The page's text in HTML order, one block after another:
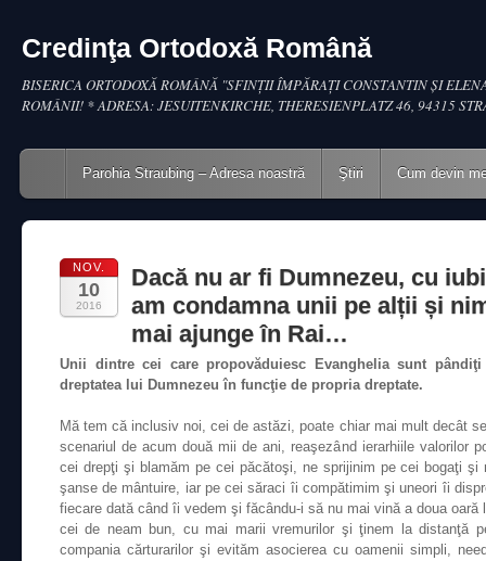
Credinţa Ortodoxă Română
BISERICA ORTODOXĂ ROMÂNĂ "SFINŢII ÎMPĂRAŢI CONSTANTIN ŞI
ROMÂNII! * ADRESA: JESUITENKIRCHE, THERESIENPLATZ 46, 94315
Main menu
Skip to content
Parohia Straubing – Adresa noastră Ştiri Cum devin
NOV.
10
2016
Dacă nu ar fi Dumnezeu, cu
am condamna unii pe alții și
mai ajunge în Rai…
Unii dintre cei care propovăduiesc Evanghelia sunt
dreptatea lui Dumnezeu în funcţie de propria dreptate.
Mă tem că inclusiv noi, cei de astăzi, poate chiar mai mult decât
scenariul de acum două mii de ani, reaşezând ierarhiile valorilor
cei drepţi şi blamăm pe cei păcătoşi, ne sprijinim pe cei bogaţi
şanse de mântuire, iar pe cei săraci îi compătimim şi uneori îi
fiecare dată când îi vedem şi făcându-i să nu mai vină a doua
cei de neam bun, cu mai marii vremurilor şi ţinem la distanţă
compania cărturarilor şi evităm asocierea cu oamenii simpli,